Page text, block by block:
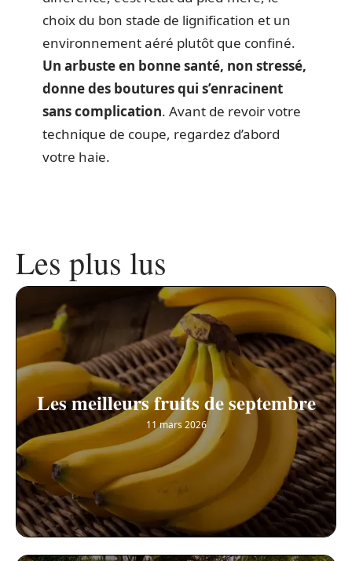
choix du bon stade de lignification et un
environnement aéré plutôt que confiné.
Un arbuste en bonne santé, non stressé,
donne des boutures qui s’enracinent
sans complication. Avant de revoir votre
technique de coupe, regardez d’abord
votre haie.
Les plus lus
Les meilleurs fruits de septembre
11 mars 2026